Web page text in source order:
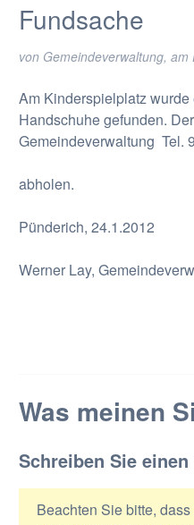
Fundsache
von Gemeindeverwaltung, am
Am Kinderspielplatz
Handschuhe gefunden.
Gemeindeverwaltung Tel.
abholen.
Pünderich, 24.1.2012
Werner Lay,
Was meinen
Schreiben Sie
Beachten Sie bitte,